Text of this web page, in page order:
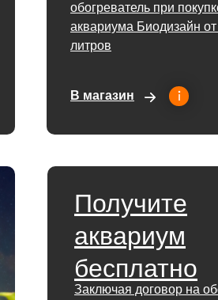
Получите
аквариум
бесплатно
Заключая договор на
В магазин
обогреватель при
аквариума Биодизайн
литров